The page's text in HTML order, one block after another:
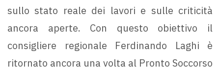
sullo stato reale dei lavori e sulle criticità
ancora aperte. Con questo obiettivo il
consigliere regionale Ferdinando Laghi è
ritornato ancora una volta al Pronto Soccorso